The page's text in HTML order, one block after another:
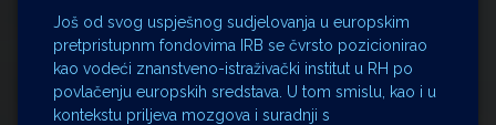
Još od svog uspješnog sudjelovanja u europskim
pretpristupnm fondovima IRB se čvrsto pozicionirao
kao vodeći znanstveno-istraživački institut u RH po
povlačenju europskih sredstava. U tom smislu, kao i u
kontekstu priljeva mozgova i suradnji s